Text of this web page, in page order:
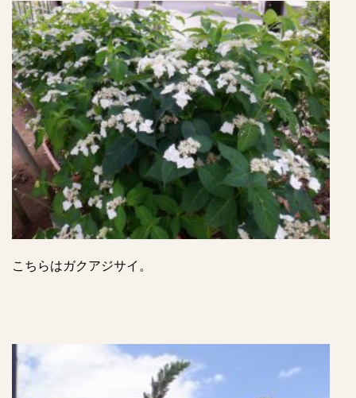
こちらはガクアジサイ。